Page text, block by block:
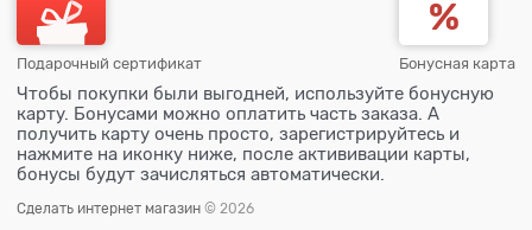
Подарочный сертификат Бонусная карта
Чтобы покупки были выгодней, используйте бонусную
карту. Бонусами можно оплатить часть заказа. А
получить карту очень просто, зарегистрируйтесь и
нажмите на иконку ниже, после актививации карты,
бонусы будут зачисляться автоматически.
Сделать интернет магазин © 2026